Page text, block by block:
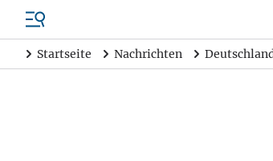
Startseite Nachrichten